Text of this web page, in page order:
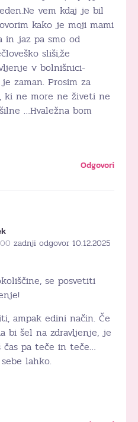
vem kdaj je bil
kako je moji mami
in jaz pa smo od
sliši,že
v bolnišnici-
zaman. Prosim za
ki ne more ne živeti ne
…Hvaležna bom
Odgovori
zadnji odgovor 10.12.2025
se posvetiti
ampak edini način. Če
bi šel na zdravljenje, je
čas pa teče in teče…
lahko.